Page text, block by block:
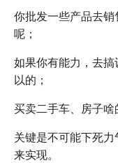
你批发一些产品去
呢；
如果你有能力，去
以的；
买卖二手车、房子啥
关键是不可能下死
来实现。